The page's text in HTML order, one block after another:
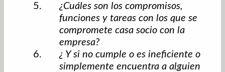
¿Cuáles son los compromisos,
funciones y tareas con los que se
compromete casa socio con la
empresa?
¿ Y si no cumple o es ineficiente o
simplemente encuentra a alguien